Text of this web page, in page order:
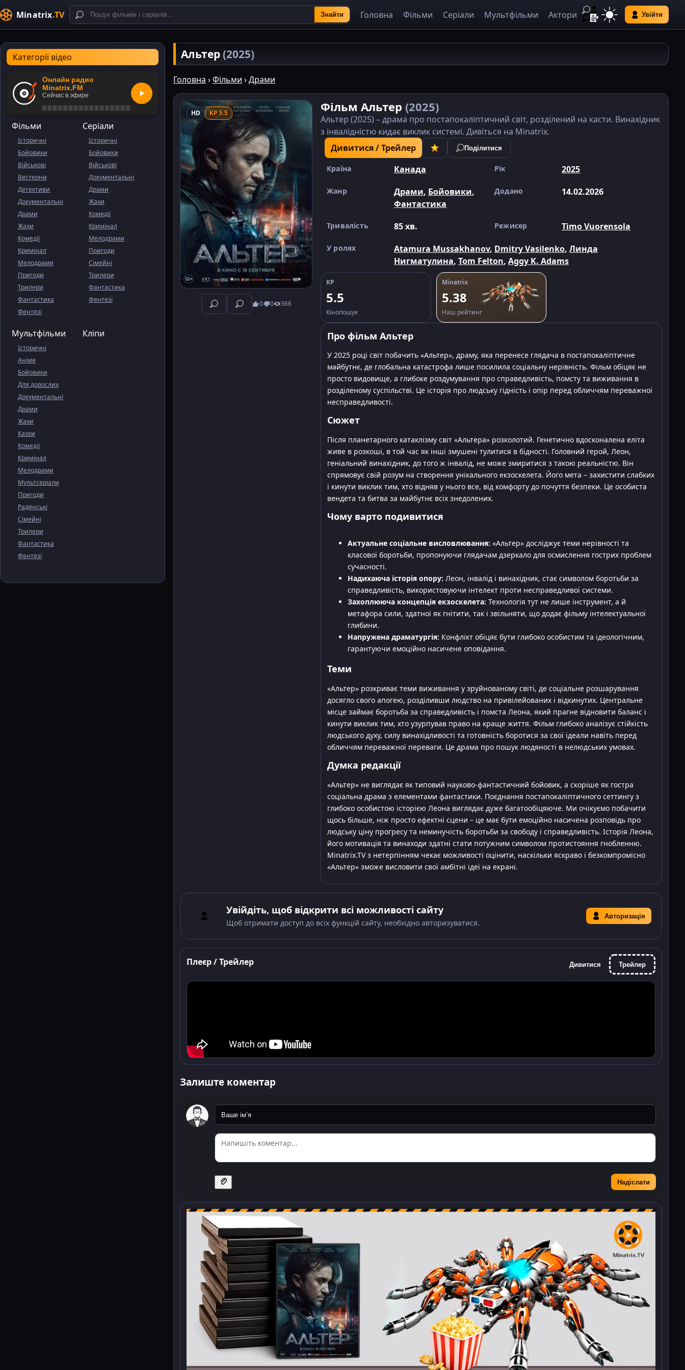
Minatrix.TV Знайти Головна Фільми Серіали Мультфільми Актори Увійти
Категорії відео
Онлайн радио
Minatrix.FM
Сейчас в эфире
Фільми
Історичні
Бойовики
Військові
Вестерни
Детективи
Документальні
Драми
Жахи
Комедії
Кримінал
Мелодрами
Пригоди
Трилери
Фантастика
Фентезі
Серіали
Історичні
Бойовики
Військові
Документальні
Драми
Жахи
Комедії
Кримінал
Мелодрами
Пригоди
Сімейні
Трилери
Фантастика
Фентезі
Мультфільми
Історичні
Аніме
Бойовики
Для дорослих
Документальні
Драми
Жахи
Казки
Комедії
Кримінал
Мелодрами
Мультсеріали
Пригоди
Радянські
Сімейні
Трилери
Фантастика
Фентезі
Кліпи
Альтер(2025)
Головна ›Фільми ›Драми
HD KP 5.5
0 0 366
Фільм Альтер (2025)
Альтер (2025) – драма про постапокаліптичний світ, розділений на касти. Винахідник
з інвалідністю кидає виклик системі. Дивіться на Minatrix.
Дивитися / Трейлер
Поділитися
Країна Канада Рік 2025
Жанр Драми, Бойовики,
Фантастика
Додано 14.02.2026
Тривалість 85 хв. Режисер Timo Vuorensola
У ролях Atamura Mussakhanov, Dmitry Vasilenko, Линда
Нигматулина, Tom Felton, Aggy K. Adams
KP
5.5
Кінопошук
Minatrix
5.38
Наш рейтинг
Про фільм Альтер
У 2025 році світ побачить «Альтер», драму, яка перенесе глядача в постапокаліптичне
майбутнє, де глобальна катастрофа лише посилила соціальну нерівність. Фільм обіцяє не
просто видовище, а глибоке роздумування про справедливість, помсту та виживання в
розділеному суспільстві. Це історія про людську гідність і опір перед обличчям переважної
несправедливості.
Сюжет
Після планетарного катаклізму світ «Альтера» розколотий. Генетично вдосконалена еліта
живе в розкоші, в той час як інші змушені тулитися в бідності. Головний герой, Леон,
геніальний винахідник, до того ж інвалід, не може змиритися з такою реальністю. Він
спрямовує свій розум на створення унікального екзоскелета. Його мета – захистити слабких
і кинути виклик тим, хто відняв у нього все, від комфорту до почуття безпеки. Це особиста
вендета та битва за майбутнє всіх знедолених.
Чому варто подивитися
Актуальне соціальне висловлювання: «Альтер» досліджує теми нерівності та
класової боротьби, пропонуючи глядачам дзеркало для осмислення гострих проблем
сучасності.
Надихаюча історія опору: Леон, інвалід і винахідник, стає символом боротьби за
справедливість, використовуючи інтелект проти несправедливої системи.
Захоплююча концепція екзоскелета: Технологія тут не лише інструмент, а й
метафора сили, здатної як гнітити, так і звільняти, що додає фільму інтелектуальної
глибини.
Напружена драматургія: Конфлікт обіцяє бути глибоко особистим та ідеологічним,
гарантуючи емоційно насичене оповідання.
Теми
«Альтер» розкриває теми виживання у зруйнованому світі, де соціальне розшарування
досягло свого апогею, розділивши людство на привілейованих і відкинутих. Центральне
місце займає боротьба за справедливість і помста Леона, який прагне відновити баланс і
кинути виклик тим, хто узурпував право на краще життя. Фільм глибоко аналізує стійкість
людського духу, силу винахідливості та готовність боротися за свої ідеали навіть перед
обличчям переважної переваги. Це драма про пошук людяності в нелюдських умовах.
Думка редакції
«Альтер» не виглядає як типовий науково-фантастичний бойовик, а скоріше як гостра
соціальна драма з елементами фантастики. Поєднання постапокаліптичного сеттингу з
глибоко особистою історією Леона виглядає дуже багатообіцяюче. Ми очікуємо побачити
щось більше, ніж просто ефектні сцени – це має бути емоційно насичена розповідь про
людську ціну прогресу та неминучість боротьби за свободу і справедливість. Історія Леона,
його мотивація та винаходи здатні стати потужним символом протистояння гнобленню.
Minatrix.TV з нетерпінням чекає можливості оцінити, наскільки яскраво і безкомпромісно
«Альтер» зможе висловити свої амбітні ідеї на екрані.
Увійдіть, щоб відкрити всі можливості сайту
Щоб отримати доступ до всіх функцій сайту, необхідно авторизуватися.
Авторизація
Плеєр / Трейлер Дивитися Трейлер
Залиште коментар
Надіслати